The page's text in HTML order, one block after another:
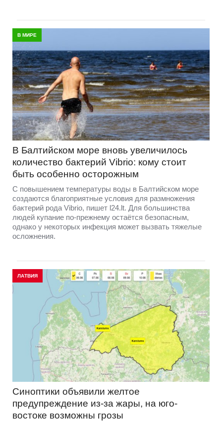
В МИРЕ
В Балтийском море вновь увеличилось
количество бактерий Vibrio: кому стоит
быть особенно осторожным
С повышением температуры воды в Балтийском море
создаются благоприятные условия для размножения
бактерий рода Vibrio, пишет l24.lt. Для большинства
людей купание по-прежнему остаётся безопасным,
однако у некоторых инфекция может вызвать тяжелые
осложнения.
ЛАТВИЯ
Синоптики объявили желтое
предупреждение из-за жары, на юго-
востоке возможны грозы